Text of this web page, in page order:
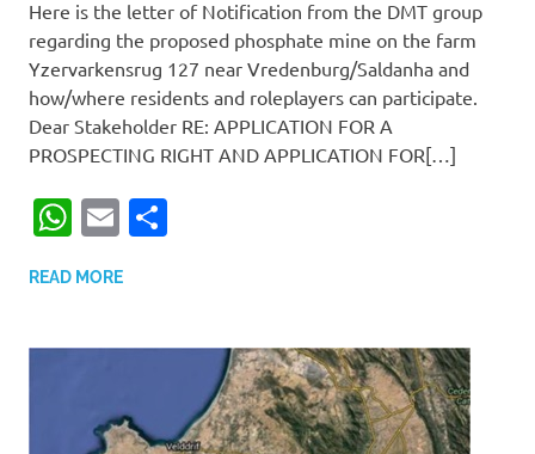
Here is the letter of Notification from the DMT group
regarding the proposed phosphate mine on the farm
Yzervarkensrug 127 near Vredenburg/Saldanha and
how/where residents and roleplayers can participate.
Dear Stakeholder RE: APPLICATION FOR A
PROSPECTING RIGHT AND APPLICATION FOR[…]
WhatsApp
Email
READ MORE